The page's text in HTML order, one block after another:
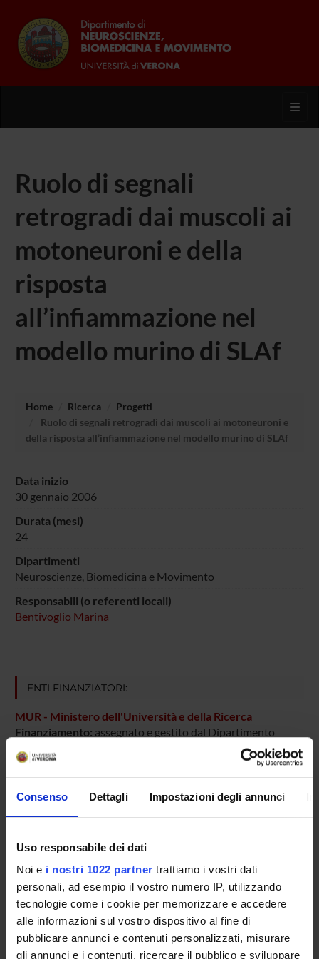
Consenso Dettagli Impostazioni degli annunci
Uso responsabile dei dati
Noi e i nostri 1022 partner trattiamo i vostri dati
personali, ad esempio il vostro numero IP, utilizzando
tecnologie come i cookie per memorizzare e accedere
alle informazioni sul vostro dispositivo al fine di
pubblicare annunci e contenuti personalizzati, misurare
gli annunci e i contenuti, ricercare il pubblico e sviluppare
Ruolo di segnali
retrogradi dai muscoli ai
motoneuroni e della
risposta
all’infiammazione nel
modello murino di SLAf
Home Ricerca
Progetti
Ruolo di segnali retrogradi dai muscoli ai motoneuroni e
della risposta all’infiammazione nel modello murino di SLAf
Data inizio
30 gennaio 2006
Durata (mesi)
24
Dipartimenti
Neuroscienze, Biomedicina e Movimento
Responsabili (o referenti locali)
Bentivoglio Marina
ENTI FINANZIATORI:
MUR - Ministero dell'Università e della Ricerca
Finanziamento: assegnato e gestito dal Dipartimento
PARTECIPANTI AL PROGETTO
Marina Bentivoglio
AREE DI RICERCA COINVOLTE DAL PROGETTO
Anatomy & Morphology